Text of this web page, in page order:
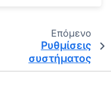
Επόμενο
Ρυθμίσεις
συστήματος